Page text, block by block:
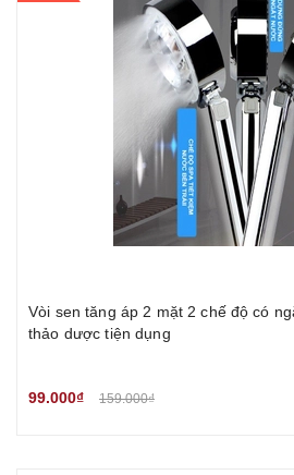
Vòi sen tăng áp 2 mặt 2 chế độ có
thảo dược tiện dụng
99.000₫ 159.000₫